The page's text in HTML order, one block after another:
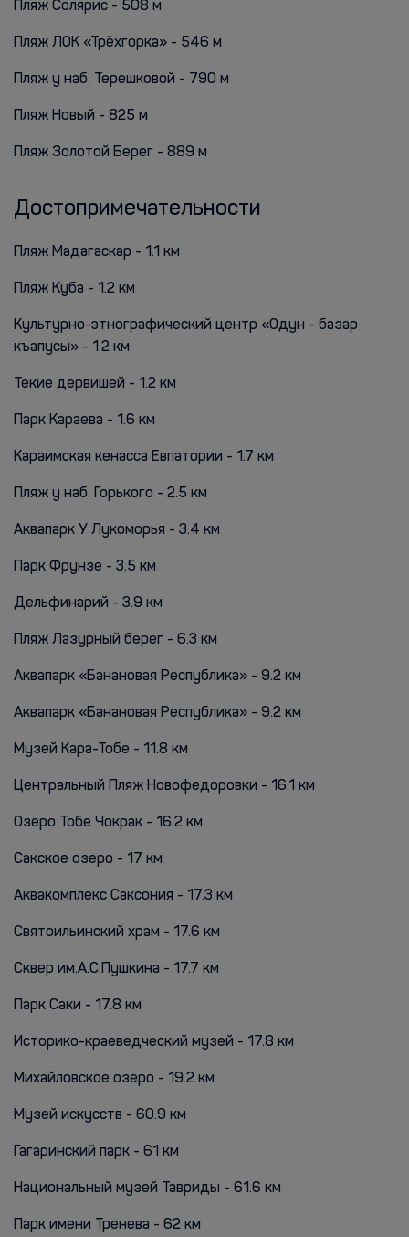
Пляж Солярис - 508 м
Пляж ЛОК «Трёхгорка» - 546 м
Пляж у наб. Терешковой - 790 м
Пляж Новый - 825 м
Пляж Золотой Берег - 889 м
Достопримечательности
Пляж Мадагаскар - 1.1 км
Пляж Куба - 1.2 км
Культурно-этнографический центр «Одун - базар
къапусы» - 1.2 км
Текие дервишей - 1.2 км
Парк Караева - 1.6 км
Караимская кенасса Евпатории - 1.7 км
Пляж у наб. Горького - 2.5 км
Аквапарк У Лукоморья - 3.4 км
Парк Фрунзе - 3.5 км
Дельфинарий - 3.9 км
Пляж Лазурный берег - 6.3 км
Аквапарк «Банановая Республика» - 9.2 км
Аквапарк «Банановая Республика» - 9.2 км
Музей Кара-Тобе - 11.8 км
Центральный Пляж Новофедоровки - 16.1 км
Озеро Тобе Чокрак - 16.2 км
Сакское озеро - 17 км
Аквакомплекс Саксония - 17.3 км
Святоильинский храм - 17.6 км
Сквер им.А.С.Пушкина - 17.7 км
Парк Саки - 17.8 км
Историко-краеведческий музей - 17.8 км
Михайловское озеро - 19.2 км
Музей искусств - 60.9 км
Гагаринский парк - 61 км
Национальный музей Тавриды - 61.6 км
Парк имени Тренева - 62 км